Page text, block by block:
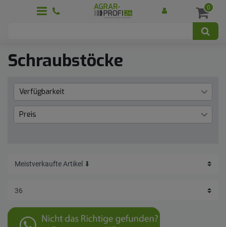
0
Schraubstöcke
Verfügbarkeit
Lieferzeit 1 bis 3 Werktage 7
Preis